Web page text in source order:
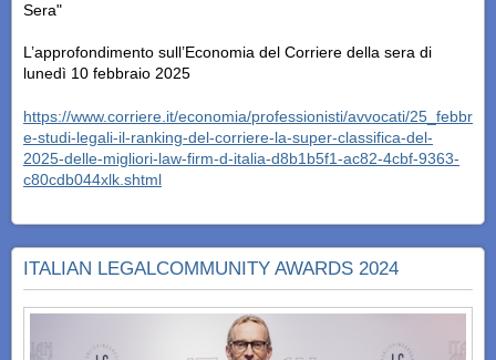
Sera"
L’approfondimento sull’Economia del Corriere della sera di
lunedì 10 febbraio 2025
https://www.corriere.it/economia/professionisti/avvocati/
e-studi-legali-il-ranking-del-corriere-la-super-classifica-del-
2025-delle-migliori-law-firm-d-italia-d8b1b5f1-ac82-4cbf-9363-
c80cdb044xlk.shtml
ITALIAN LEGALCOMMUNITY AWARDS 2024